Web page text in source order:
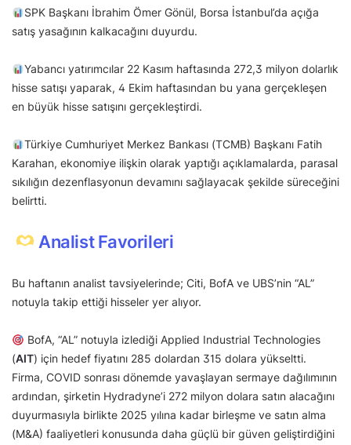
SPK Başkanı İbrahim Ömer Gönül, Borsa İstanbul’da açığa
satış yasağının kalkacağını duyurdu.
Yabancı yatırımcılar 22 Kasım haftasında 272,3 milyon dolarlık
hisse satışı yaparak, 4 Ekim haftasından bu yana gerçekleşen
en büyük hisse satışını gerçekleştirdi.
Türkiye Cumhuriyet Merkez Bankası (TCMB) Başkanı Fatih
Karahan, ekonomiye ilişkin olarak yaptığı açıklamalarda, parasal
sıkılığın dezenflasyonun devamını sağlayacak şekilde süreceğini
belirtti.
Analist Favorileri
Bu haftanın analist tavsiyelerinde; Citi, BofA ve UBS’nin “AL”
notuyla takip ettiği hisseler yer alıyor.
BofA, “AL” notuyla izlediği Applied Industrial Technologies
(AIT) için hedef fiyatını 285 dolardan 315 dolara yükseltti.
Firma, COVID sonrası dönemde yavaşlayan sermaye dağılımının
ardından, şirketin Hydradyne’i 272 milyon dolara satın alacağını
duyurmasıyla birlikte 2025 yılına kadar birleşme ve satın alma
(M&A) faaliyetleri konusunda daha güçlü bir güven geliştirdiğini